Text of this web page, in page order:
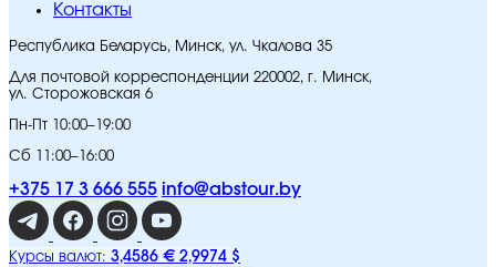
Контакты
Республика Беларусь, Минск, ул. Чкалова 35
Для почтовой корреспонденции 220002, г. Минск,
ул. Сторожовская 6
Пн-Пт 10:00–19:00
Сб 11:00–16:00
+375 17 3 666 555 info@abstour.by
Курсы валют: 3,4586 € 2,9974 $